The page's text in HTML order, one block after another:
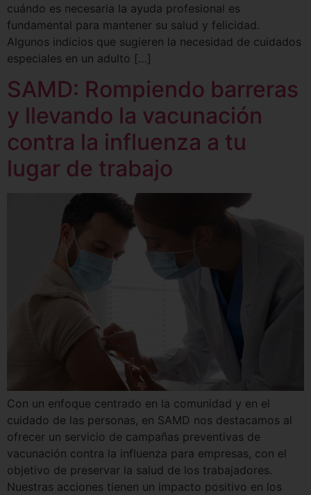
cuándo es necesaria la ayuda profesional es
fundamental para mantener su salud y felicidad.
Algunos indicios que sugieren la necesidad de cuidados
especiales en un adulto […]
SAMD: Rompiendo barreras
y llevando la vacunación
contra la influenza a tu
lugar de trabajo
Con un enfoque centrado en la comunidad y en el
cuidado de las personas, en SAMD nos destacamos al
ofrecer un servicio de campañas preventivas de
vacunación contra la influenza para empresas, con el
objetivo de preservar la salud de los trabajadores.
Nuestras acciones tienen un impacto positivo en los